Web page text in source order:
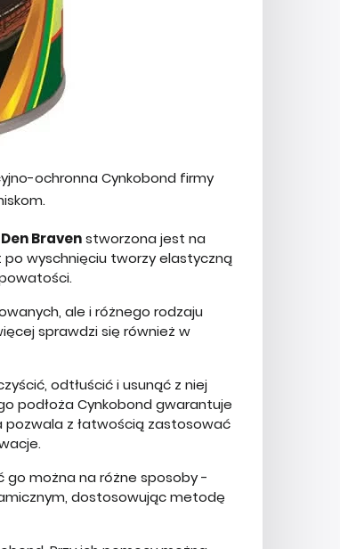
ochronna Cynkobond firmy
Bravenstworzona jest na
po wyschnięciu tworzy elastyczną
ale i różnego rodzaju
sprawdzi się również w
odtłuścić i usunąć z niej
podłoża Cynkobond gwarantuje
pozwala z łatwością zastosować
można na różne sposoby -
dostosowując metodę